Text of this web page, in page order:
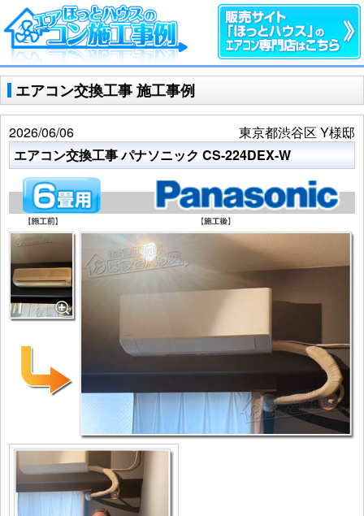
エアコン交換工事 施工事例
2026/06/06
東京都渋谷区 Y様邸
エアコン交換工事 パナソニック CS-224DEX-W